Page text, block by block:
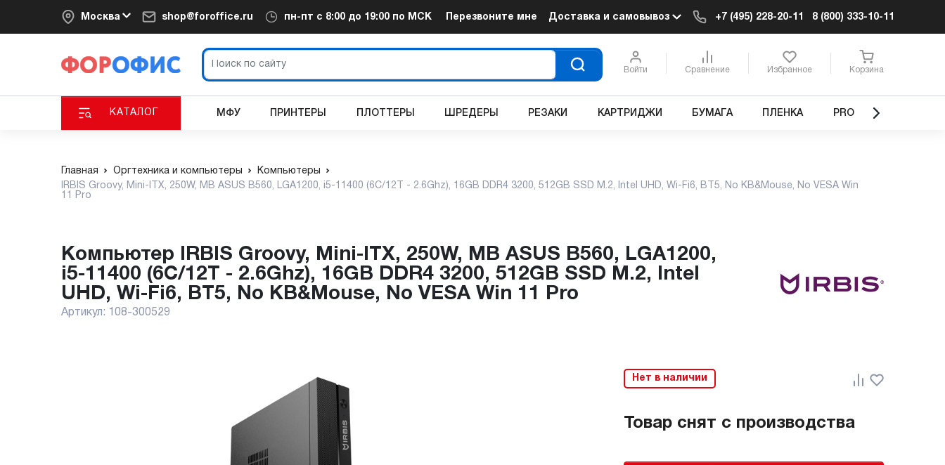
Москва shop@foroffice.ru пн-пт с 8:00 до 19:00 по МСК Перезвоните мне Доставка и самовывоз +7 (495) 228-20-11 8 (800) 333-10-11
Войти Сравнение Избранное Корзина
КАТАЛОГ МФУ ПРИНТЕРЫ ПЛОТТЕРЫ ШРЕДЕРЫ РЕЗАКИ КАРТРИДЖИ БУМАГА ПЛЕНКА PRO
Главная Оргтехника и компьютеры
Компьютеры
IRBIS Groovy, Mini-ITX, 250W, MB ASUS B560, LGA1200, i5-11400 (6C/12T - 2.6Ghz), 16GB DDR4 3200, 512GB SSD M.2, Intel UHD, Wi-Fi6, BT5, No KB&Mouse, No VESA Win
11 Pro
Компьютер IRBIS Groovy, Mini-ITX, 250W, MB ASUS B560, LGA1200,
i5-11400 (6C/12T - 2.6Ghz), 16GB DDR4 3200, 512GB SSD M.2, Intel
UHD, Wi-Fi6, BT5, No KB&Mouse, No VESA Win 11 Pro
Артикул: 108-300529
Нет в наличии
Товар снят с производства